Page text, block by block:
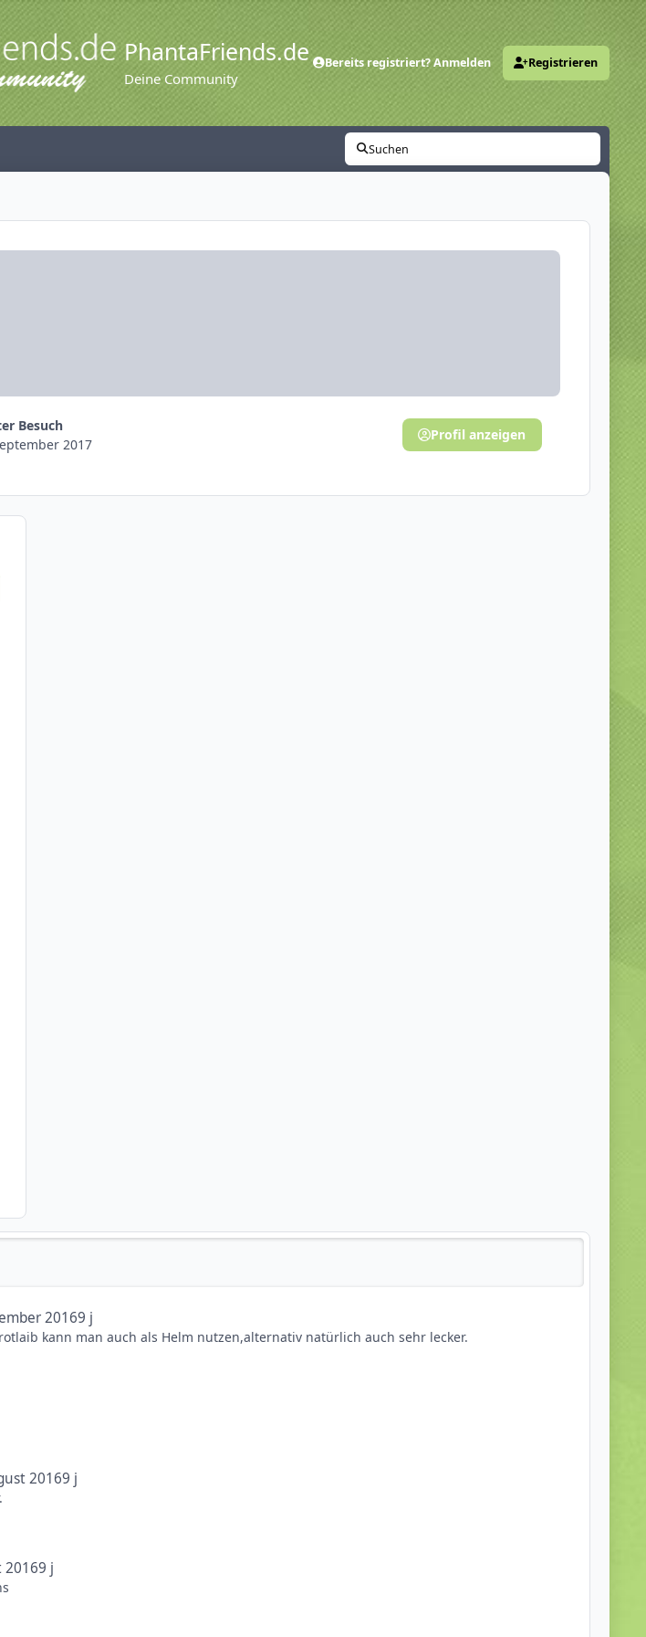
PhantaFriends.de
Deine Community
Bereits registriert? Anmelden Registrieren
Suchen
Besuch
2017
Profil anzeigen
20169 j
und hat tolles Fleisch. Den Brotlaib kann man auch als Helm nutzen,alternativ natürlich auch sehr lecker.
20169 j
20169 j